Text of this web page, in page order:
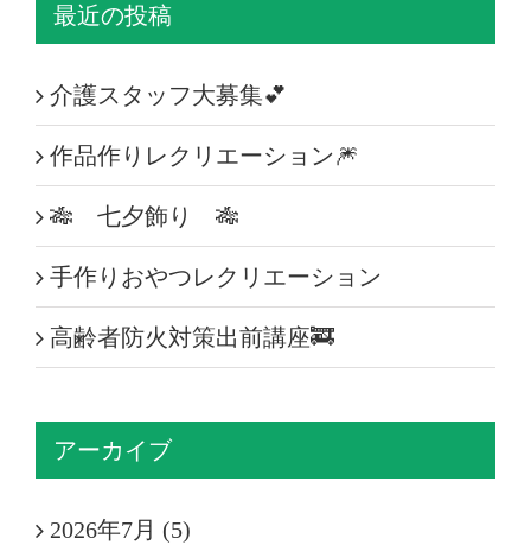
最近の投稿
介護スタッフ大募集💕
作品作りレクリエーション🎆
🎋 七夕飾り 🎋
手作りおやつレクリエーション
高齢者防火対策出前講座🚒
アーカイブ
2026年7月 (5)